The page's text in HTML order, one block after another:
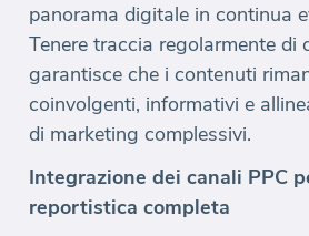
panorama digitale in continua
Tenere traccia regolarmente di
garantisce che i contenuti
coinvolgenti, informativi e
di marketing complessivi.
Integrazione dei canali PPC
reportistica completa